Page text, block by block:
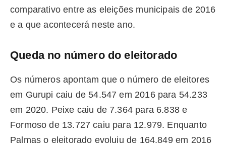
comparativo entre as eleições municipais de 2016
e a que acontecerá neste ano.
Queda no número do eleitorado
Os números apontam que o número de eleitores
em Gurupi caiu de 54.547 em 2016 para 54.233
em 2020. Peixe caiu de 7.364 para 6.838 e
Formoso de 13.727 caiu para 12.979. Enquanto
Palmas o eleitorado evoluiu de 164.849 em 2016